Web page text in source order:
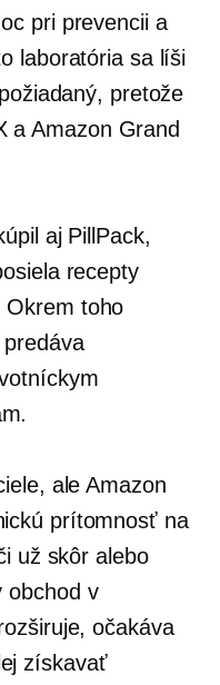
pri prevencii a
laboratória sa líši
pretože
a Amazon Grand
aj PillPack,
recepty
Okrem toho
ale Amazon
prítomnosť na
už skôr alebo
obchod v
očakáva
získavať